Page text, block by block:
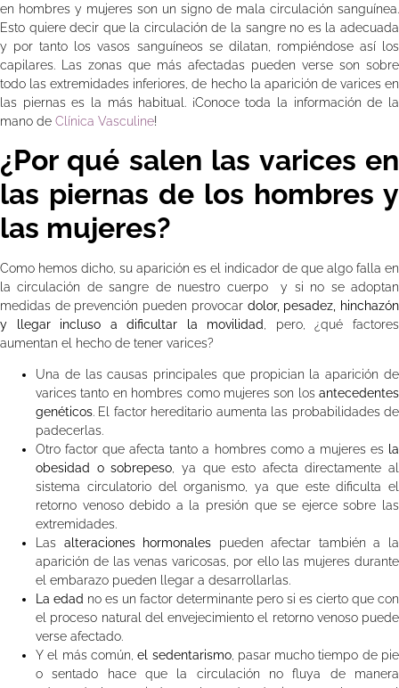
en hombres y mujeres son un signo de mala circulación sanguínea.
Esto quiere decir que la circulación de la sangre no es la adecuada
y por tanto los vasos sanguíneos se dilatan, rompiéndose así los
capilares. Las zonas que más afectadas pueden verse son sobre
todo las extremidades inferiores, de hecho la aparición de varices en
las piernas es la más habitual. ¡Conoce toda la información de la
mano de Clínica Vasculine!
¿Por qué salen las varices en
las piernas de los hombres y
las mujeres?
Como hemos dicho, su aparición es el indicador de que algo falla en
la circulación de sangre de nuestro cuerpo y si no se adoptan
medidas de prevención pueden provocar dolor, pesadez, hinchazón
y llegar incluso a dificultar la movilidad
, pero, ¿qué factores
aumentan el hecho de tener varices?
Una de las causas principales que propician la aparición de
varices tanto en hombres como mujeres son los antecedentes
genéticos. El factor hereditario aumenta las probabilidades de
padecerlas.
Otro factor que afecta tanto a hombres como a mujeres es la
obesidad o sobrepeso, ya que esto afecta directamente al
sistema circulatorio del organismo, ya que este dificulta el
retorno venoso debido a la presión que se ejerce sobre las
extremidades.
Las alteraciones hormonales pueden afectar también a la
aparición de las venas varicosas, por ello las mujeres durante
el embarazo pueden llegar a desarrollarlas.
La edad no es un factor determinante pero si es cierto que con
el proceso natural del envejecimiento el retorno venoso puede
verse afectado.
Y el más común,el sedentarismo, pasar mucho tiempo de pie
o sentado hace que la circulación no fluya de manera